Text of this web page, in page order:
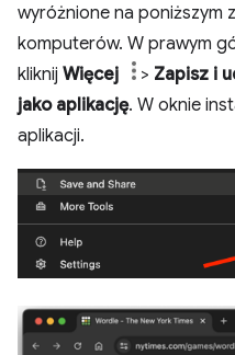
wyróżnione na poniższym
komputerów. W prawym
kliknij Więcej > Zapisz i
jako aplikację. W oknie
aplikacji.